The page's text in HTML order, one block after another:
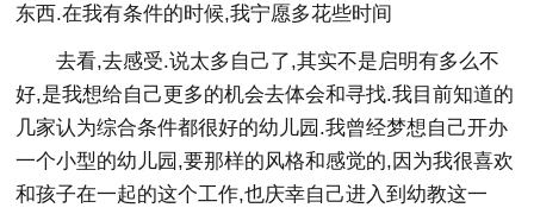
东西.在我有条件的时候,我宁愿多花些时间
去看,去感受.说太多自己了,其实不是启明有多么不
好,是我想给自己更多的机会去体会和寻找.我目前知道的
几家认为综合条件都很好的幼儿园.我曾经梦想自己开办
一个小型的幼儿园,要那样的风格和感觉的,因为我很喜欢
和孩子在一起的这个工作,也庆幸自己进入到幼教这一